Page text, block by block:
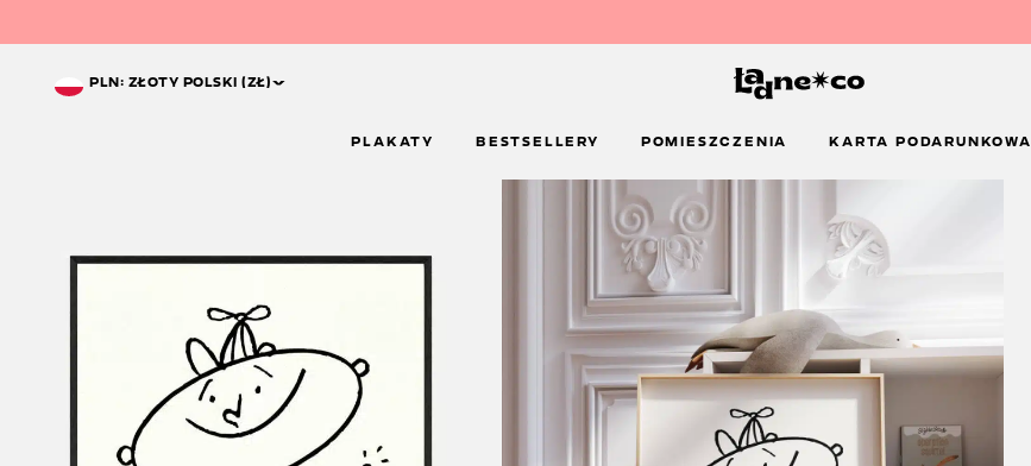
PLN: ZŁOTY POLSKI (ZŁ)^
PLAKATY BESTSELLERY POMIESZCZENIA KARTA PODARUNKOWA